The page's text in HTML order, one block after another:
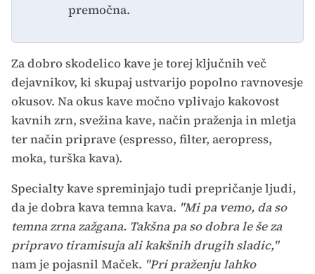
premočna.
Za dobro skodelico kave je torej ključnih več
dejavnikov, ki skupaj ustvarijo popolno ravnovesje
okusov. Na okus kave močno vplivajo kakovost
kavnih zrn, svežina kave, način praženja in mletja
ter način priprave (espresso, filter, aeropress,
moka, turška kava).
Specialty kave spreminjajo tudi prepričanje ljudi,
da je dobra kava temna kava. "Mi pa vemo, da so
temna zrna zažgana. Takšna pa so dobra le še za
pripravo tiramisuja ali kakšnih drugih sladic,"
nam je pojasnil Maček. "Pri praženju lahko